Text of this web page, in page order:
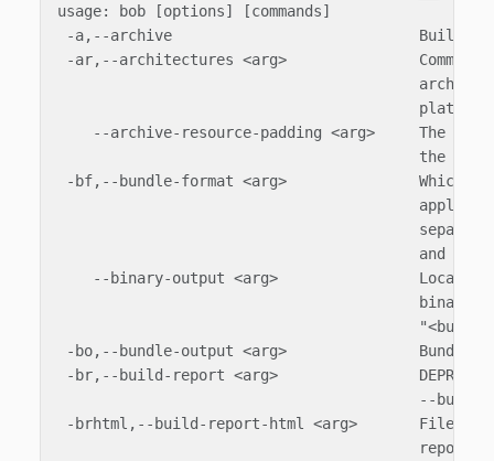
usage: bob [options] [commands]
-a,--archive                            Build
-ar,--architectures <arg>               Comma
                                         platform
--archive-resource-padding <arg>     The
the
-bf,--bundle-format <arg>               Which
and
--binary-output <arg>
binary
-bo,--bundle-output <arg>               Bundle
-br,--build-report <arg>
--
-brhtml,--build-report-html <arg>       Filepath
report